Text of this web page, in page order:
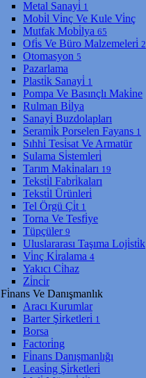
Metal Sanayi̇ 1
Mobi̇l Vi̇nç Ve Kule Vi̇nç
Mutfak Mobi̇lya 65
Ofi̇s Ve Büro Malzemeleri̇ 2
Otomasyon 5
Pazarlama
Plasti̇k Sanayi̇ 1
Pompa Ve Basınçlı Maki̇ne
Rulman Bi̇lya
Sanayi̇ Buzdolapları
Serami̇k Porselen Fayans 1
Sıhhi̇ Tesi̇sat Ve Armatür
Sulama Si̇stemleri̇
Tarım Maki̇naları 19
Teksti̇l Fabri̇kaları
Teksti̇l Ürünleri̇
Tel Örgü Çi̇t 1
Torna Ve Tesfi̇ye
Tüpçüler 9
Uluslararası Taşıma Loji̇sti̇k
Vi̇nç Ki̇ralama 4
Yakıcı Ci̇haz
Zi̇nci̇r
Fi̇nans Ve Danışmanlık
Aracı Kurumlar
Barter Şi̇rketleri̇ 1
Borsa
Factori̇ng
Fi̇nans Danışmanlığı
Leasi̇ng Şi̇rketleri̇